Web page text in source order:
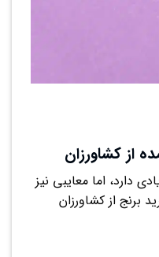
از کشاورزان
دارد، اما معایبی نیز
برنج از کشاورزان